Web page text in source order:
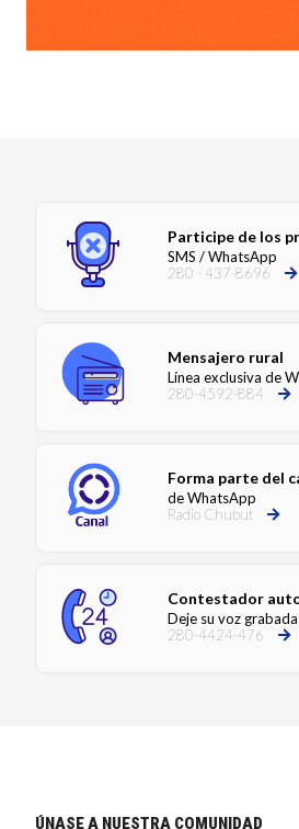
Participe de los
SMS / WhatsApp
280 - 437-8696
Mensajero rural
Línea exclusiva de
280-4592-884
Forma parte del
de WhatsApp
Radio Chubut
Contestador
Deje su voz grabada
280-4424-476
ÚNASE A NUESTRA COMUNIDAD